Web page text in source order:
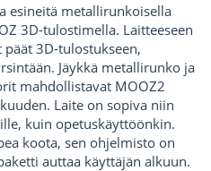
esineitä metallirunkoisella
3D-tulostimella. Laitteeseen
3D-tulostukseen,
Jäykkä metallirunko ja
mahdollistavat MOOZ2
Laite on sopiva niin
kuin opetuskäyttöönkin.
koota, sen ohjelmisto on
auttaa käyttäjän alkuun.